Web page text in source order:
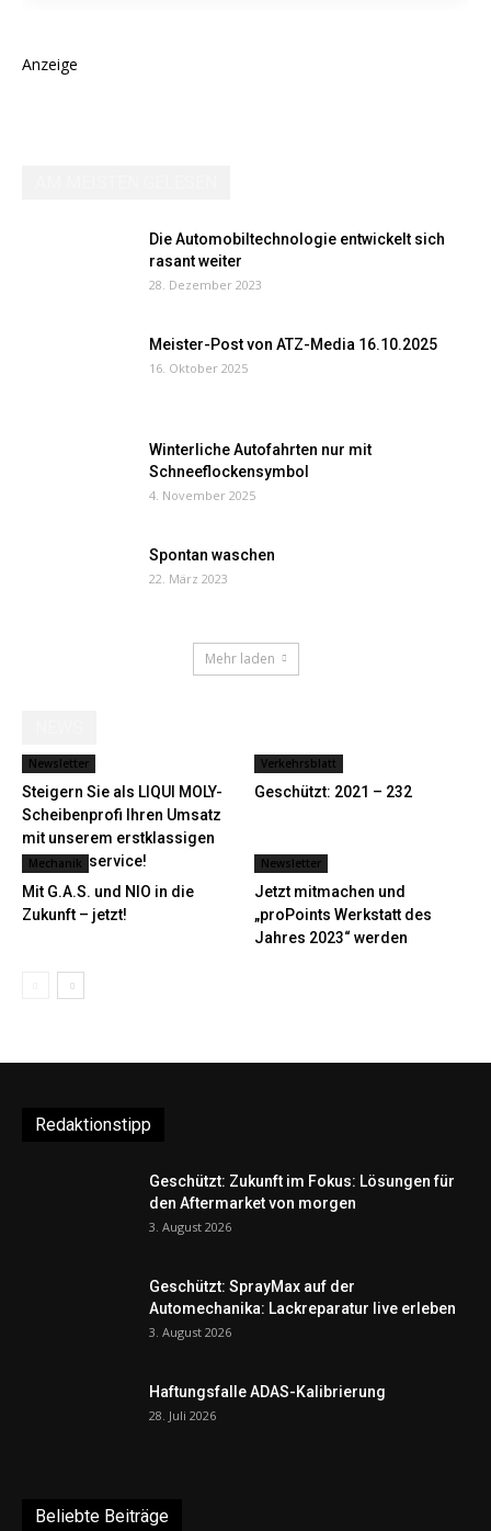
Anzeige
Die Automobiltechnologie entwickelt sich
rasant weiter
28. Dezember 2023
Meister-Post von ATZ-Media 16.10.2025
16. Oktober 2025
Winterliche Autofahrten nur mit
Schneeflockensymbol
4. November 2025
Spontan waschen
22. März 2023
Mehr laden
Newsletter
Steigern Sie als LIQUI MOLY-
Scheibenprofi Ihren Umsatz
mit unserem erstklassigen
Scheibenservice!
Verkehrsblatt
Geschützt: 2021 – 232
Mechanik
Mit G.A.S. und NIO in die
Zukunft – jetzt!
Newsletter
Jetzt mitmachen und
„proPoints Werkstatt des
Jahres 2023“ werden
Redaktionstipp
Geschützt: Zukunft im Fokus: Lösungen für
den Aftermarket von morgen
3. August 2026
Geschützt: SprayMax auf der
Automechanika: Lackreparatur live erleben
3. August 2026
Haftungsfalle ADAS-Kalibrierung
28. Juli 2026
Beliebte Beiträge